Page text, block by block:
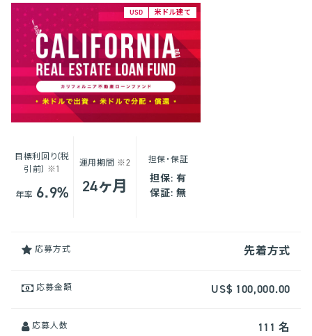
USD 米ドル建て
目標利回り(税
引前) ※1
年率 6.9%
運用期間 ※2
24ヶ月
担保・保証
担保: 有
保証: 無
応募方式 先着方式
応募金額 US$ 100,000.00
応募人数 111 名